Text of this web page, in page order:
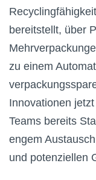
bereitstellt, über
zu einem
Innovationen
Teams bereits
engem
und potenziellen